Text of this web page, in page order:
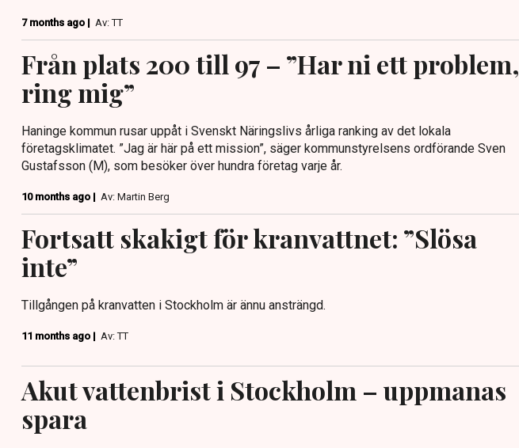
7 months ago | Av: TT
Från plats 200 till 97 – ”Har ni ett problem,
ring mig”
Haninge kommun rusar uppåt i Svenskt Näringslivs årliga ranking av det lokala
företagsklimatet. ”Jag är här på ett mission”, säger kommunstyrelsens ordförande Sven
Gustafsson (M), som besöker över hundra företag varje år.
10 months ago | Av: Martin Berg
Fortsatt skakigt för kranvattnet: ”Slösa
inte”
Tillgången på kranvatten i Stockholm är ännu ansträngd.
11 months ago | Av: TT
Akut vattenbrist i Stockholm – uppmanas
spara